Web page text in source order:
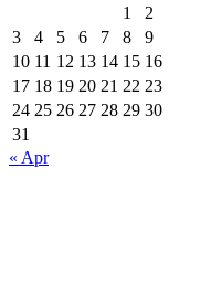
1
2
3
4 5 6 7 8
9
10 11 12 13 14 15 16
17 18 19 20 21 22 23
24 25 26 27 28 29 30
31
« Apr